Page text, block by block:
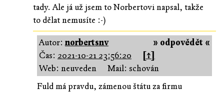
tady. Ale já už jsem to Norbertovi napsal, takže
to dělat nemusíte :-)
» odpovědět «
Autor:norbertsnv
Čas: 2021-10-21 23:56:20
[↑]
Web: neuveden
Mail: schován
Fuld má pravdu, zámenou štátu za firmu